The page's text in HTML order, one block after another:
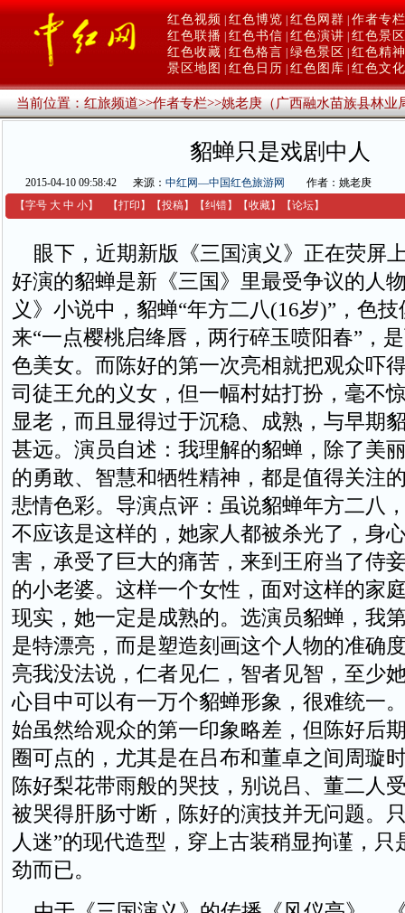
红色视频 红色博览 红色网群 作者专栏
红色联播 红色书信 红色演讲 红色景区
红色收藏 红色格言 绿色景区
红色精神
景区地图
红色日历 红色图库 红色文化
当前位置：红旅频道>>作者专栏>>姚老庚（广西融水苗族县林业
貂蝉只是戏剧中人
2015-04-10 09:58:42 来源： 中红网—中国红色旅游网
作者：姚老庚
【字号 大 中 小】 【打印 】 【投稿】 【纠错】 【收藏】 【论坛】
眼下，近期新版《三国演义》正在荧屏
好演的貂蝉是新《三国》里最受争议的人
义》小说中，貂蝉“年方二八(16岁)”，色
来“一点樱桃启绛唇，两行碎玉喷阳春”，
色美女。而陈好的第一次亮相就把观众吓
司徒王允的义女，但一幅村姑打扮，毫不
显老，而且显得过于沉稳、成熟，与早期
甚远。演员自述：我理解的貂蝉，除了美
的勇敢、智慧和牺牲精神，都是值得关注
悲情色彩。导演点评：虽说貂蝉年方二八
不应该是这样的，她家人都被杀光了，身
害，承受了巨大的痛苦，来到王府当了侍
的小老婆。这样一个女性，面对这样的家
现实，她一定是成熟的。选演员貂蝉，我
是特漂亮，而是塑造刻画这个人物的准确
亮我没法说，仁者见仁，智者见智，至少
心目中可以有一万个貂蝉形象，很难统一
始虽然给观众的第一印象略差，但陈好后
圈可点的，尤其是在吕布和董卓之间周璇
陈好梨花带雨般的哭技，别说吕、董二人
被哭得肝肠寸断，陈好的演技并无问题。
人迷”的现代造型，穿上古装稍显拘谨，只
劲而已。